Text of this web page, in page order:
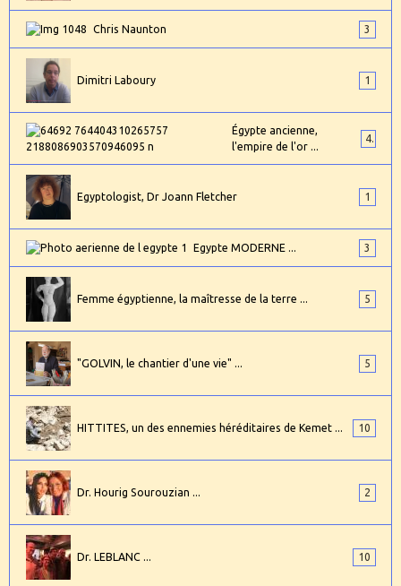
Chris Naunton 3
Dimitri Laboury 1
Égypte ancienne,
l'empire de l'or ...
4
Egyptologist, Dr Joann Fletcher 1
Egypte MODERNE ... 3
Femme égyptienne, la maîtresse de la terre ... 5
"GOLVIN, le chantier d'une vie" ... 5
HITTITES, un des ennemies héréditaires de Kemet ... 10
Dr. Hourig Sourouzian ... 2
Dr. LEBLANC ... 10